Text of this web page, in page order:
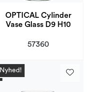
OPTICAL Cylinder
Vase Glass D9 H10
57360
Nyhed!